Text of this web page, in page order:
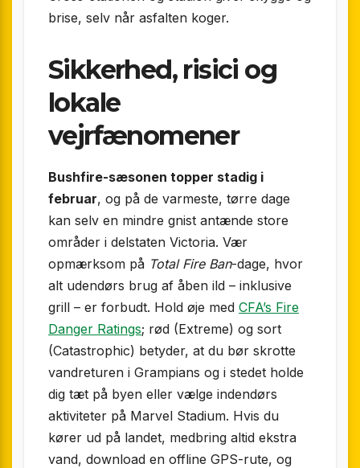
brise, selv når asfalten koger.
Sikkerhed, risici og
lokale
vejrfænomener
Bushfire-sæsonen topper stadig i
februar, og på de varmeste, tørre dage
kan selv en mindre gnist antænde store
områder i delstaten Victoria. Vær
opmærksom på Total Fire Ban-dage, hvor
alt udendørs brug af åben ild – inklusive
grill – er forbudt. Hold øje med CFA’s Fire
Danger Ratings; rød (Extreme) og sort
(Catastrophic) betyder, at du bør skrotte
vandreturen i Grampians og i stedet holde
dig tæt på byen eller vælge indendørs
aktiviteter på Marvel Stadium. Hvis du
kører ud på landet, medbring altid ekstra
vand, download en offline GPS-rute, og